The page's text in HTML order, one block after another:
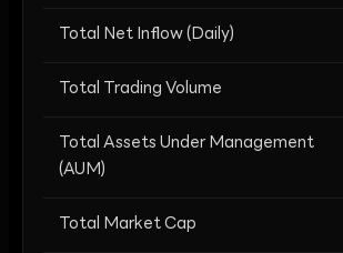
Total Net Inflow (Daily)
Total Trading Volume
Total Assets Under Management
(AUM)
Total Market Cap